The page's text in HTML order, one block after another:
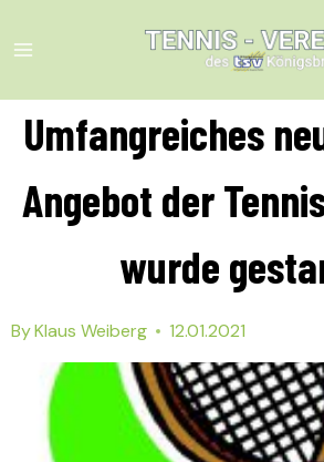
to
Umfangreiches
Angebot der
wurde
ByKlaus Weiberg 12.01.2021